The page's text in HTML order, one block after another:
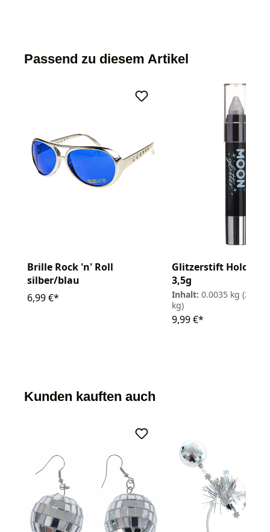
Passend zu diesem Artikel
Brille Rock 'n' Roll
silber/blau
6,99 €*
Glitzerstift
3,5g
Inhalt: 0.0035 kg
kg)
9,99 €*
Kunden kauften auch